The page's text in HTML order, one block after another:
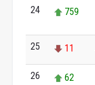
24 759
25 11
26 62